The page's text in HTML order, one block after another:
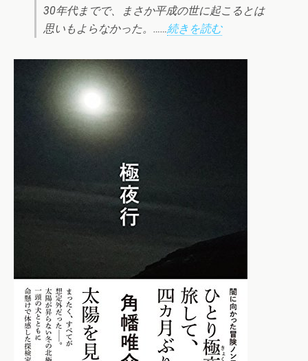
30年代までで、まさか平成の世に起こるとは
思いもよらなかった。……続きを読む